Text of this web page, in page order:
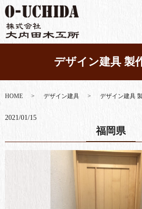
デザイン建具 製
HOME デザイン建具 デザイン建具
2021/01/15
福岡県